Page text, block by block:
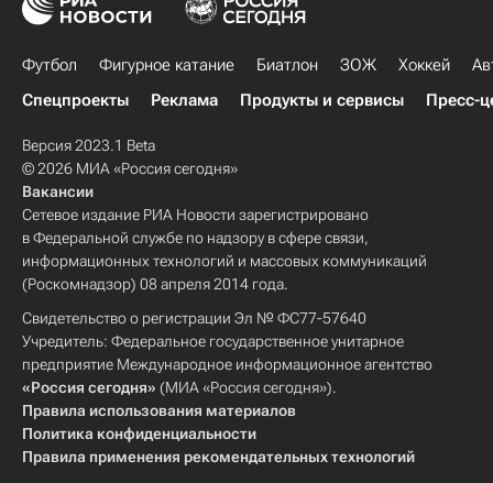
Футбол Фигурное катание Биатлон ЗОЖ Хоккей
Спецпроекты
Реклама Продукты и сервисы Пресс-
Версия 2023.1 Beta
© 2026 МИА «Россия сегодня»
Вакансии
Сетевое издание РИА Новости зарегистрировано
в Федеральной службе по надзору в сфере связи,
информационных технологий и массовых коммуникаций
(Роскомнадзор) 08 апреля 2014 года.
Свидетельство о регистрации Эл № ФС77-57640
Учредитель: Федеральное государственное унитарное
предприятие Международное информационное агентство
«Россия сегодня» (МИА «Россия сегодня»).
Правила использования материалов
Политика конфиденциальности
Правила применения рекомендательных технологий